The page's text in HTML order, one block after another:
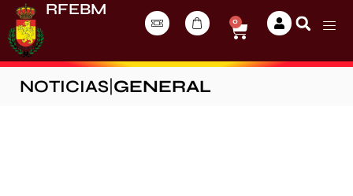
RFEBM
0
NOTICIAS GENERAL